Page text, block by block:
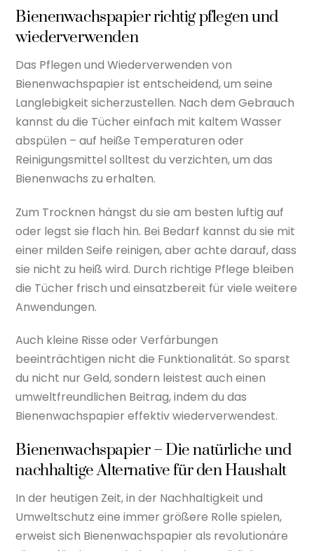
Bienenwachspapier richtig pflegen und
wiederverwenden
Das Pflegen und Wiederverwenden von
Bienenwachspapier ist entscheidend, um seine
Langlebigkeit sicherzustellen. Nach dem Gebrauch
kannst du die Tücher einfach mit kaltem Wasser
abspülen – auf heiße Temperaturen oder
Reinigungsmittel solltest du verzichten, um das
Bienenwachs zu erhalten.
Zum Trocknen hängst du sie am besten luftig auf
oder legst sie flach hin. Bei Bedarf kannst du sie mit
einer milden Seife reinigen, aber achte darauf, dass
sie nicht zu heiß wird. Durch richtige Pflege bleiben
die Tücher frisch und einsatzbereit für viele weitere
Anwendungen.
Auch kleine Risse oder Verfärbungen
beeinträchtigen nicht die Funktionalität. So sparst
du nicht nur Geld, sondern leistest auch einen
umweltfreundlichen Beitrag, indem du das
Bienenwachspapier effektiv wiederverwendest.
Bienenwachspapier – Die natürliche und
nachhaltige Alternative für den Haushalt
In der heutigen Zeit, in der Nachhaltigkeit und
Umweltschutz eine immer größere Rolle spielen,
erweist sich Bienenwachspapier als revolutionäre